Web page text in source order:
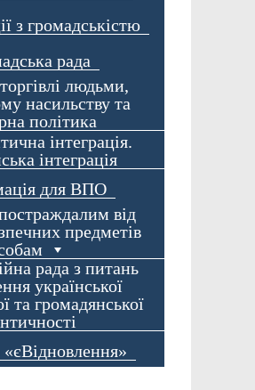
з громадськістю
рада
людьми,
насильству та
політика
інтеграція.
інтеграція
для ВПО
від
предметів
рада з питань
української
та громадянської